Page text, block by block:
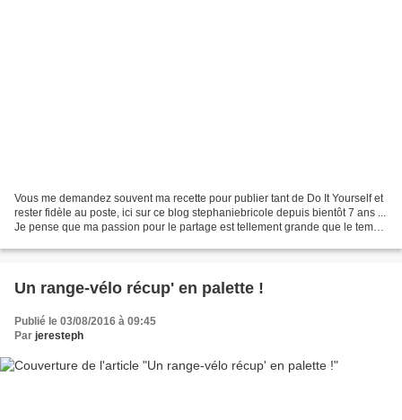
Vous me demandez souvent ma recette pour publier tant de Do It Yourself et
rester fidèle au poste, ici sur ce blog stephaniebricole depuis bientôt 7 ans ...
Je pense que ma passion pour le partage est tellement grande que le temps
Un range-vélo récup' en palette !
Publié le 03/08/2016 à 09:45
Par jeresteph